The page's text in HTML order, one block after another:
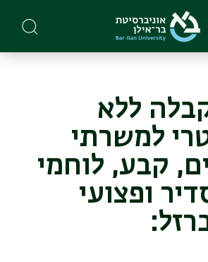
ללא
למשרתי
קבע, לוחמי
ופצועי